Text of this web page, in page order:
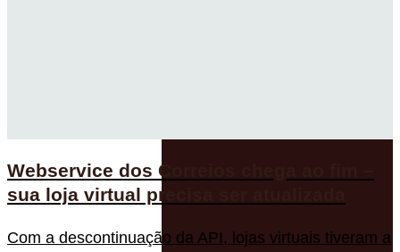
Webservice dos Correios chega ao fim –
sua loja virtual precisa ser atualizada
Com a descontinuação da API, lojas virtuais tiveram a